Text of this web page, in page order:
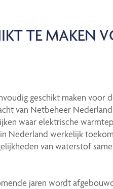
TE MAKEN
geschikt maken voor
van Netbeheer
waar elektrische
Nederland werkelijk
van waterstof
jaren wordt